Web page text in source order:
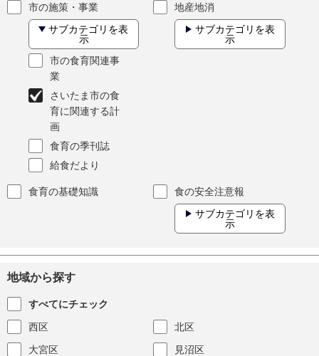
市の施策・事業
サブカテゴリを表
示
市の食育関連事
業
さいたま市の食
育に関連する計
画
食育の季刊誌
給食だより
地産地消
サブカテゴリを表
示
食育の基礎知識
食の安全注意報
サブカテゴリを表
示
地域から探す
すべてにチェック
西区
北区
大宮区
見沼区